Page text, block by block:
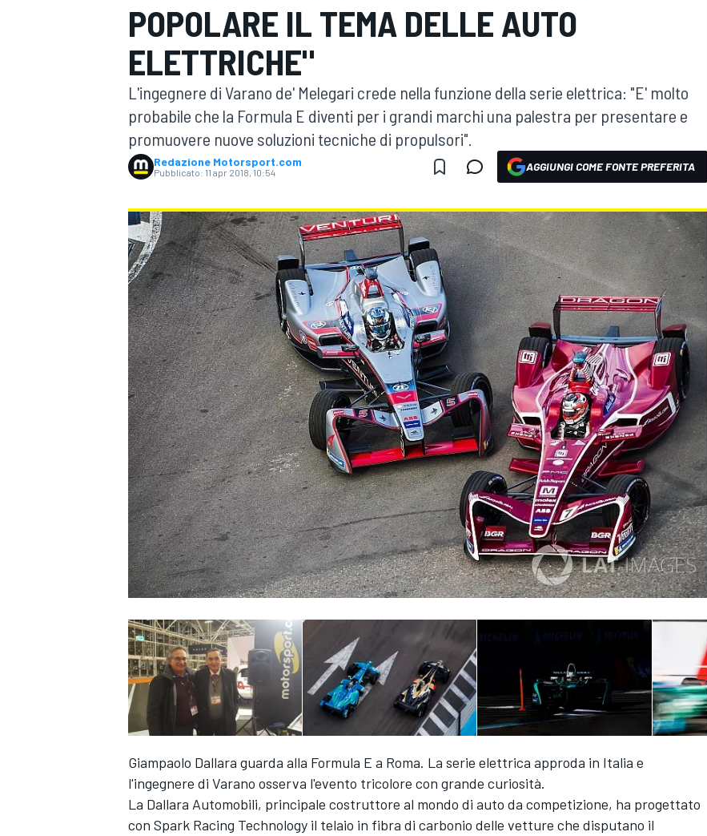
MOTOGP WEC
MONOPOSTO
POPOLARE IL TEMA DELLE AUTO
ELETTRICHE"
L'ingegnere di Varano de' Melegari crede nella funzione della serie elettrica: "E' molto
probabile che la Formula E diventi per i grandi marchi una palestra per presentare e
promuovere nuove soluzioni tecniche di propulsori".
Redazione Motorsport.com
Pubblicato: 11 apr 2018, 10:54 AGGIUNGI COME FONTE PREFERITA
Giampaolo Dallara guarda alla Formula E a Roma. La serie elettrica approda in Italia e
l'ingegnere di Varano osserva l'evento tricolore con grande curiosità.
La Dallara Automobili, principale costruttore al mondo di auto da competizione, ha progettato
con Spark Racing Technology il telaio in fibra di carbonio delle vetture che disputano il